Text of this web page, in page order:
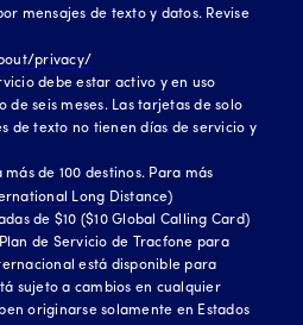
mensajes de texto y datos. Revise
privacy/
debe estar activo y en uso
seis meses. Las tarjetas de solo
de texto no tienen días de servicio y
de 100 destinos. Para más
Long Distance)
de $10 ($10 Global Calling Card)
de Servicio de Tracfone para
está disponible para
sujeto a cambios en cualquier
originarse solamente en Estados